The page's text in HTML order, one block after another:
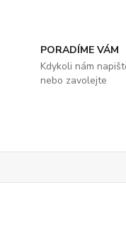
PORADÍME VÁM
Kdykoli nám
nebo zavolejte